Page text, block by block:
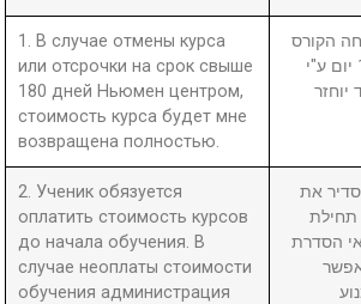
1. В случае отмены курса
или отсрочки на срок свыше
180 дней Ньюмен центром,
стоимость курса будет мне
возвращена полностью.
הקורס
לתקופה העולה על 180 יום ע"י
יוחזר
2. Ученик обязуется
оплатить стоимость курсов
до начала обучения. В
случае неоплаты стоимости
обучения администрация
את
תחילת
הסדרת